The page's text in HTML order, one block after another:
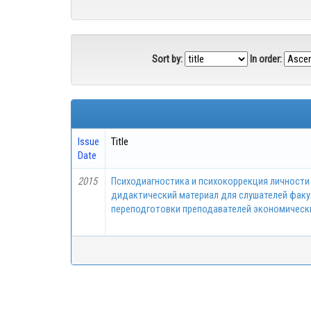
Sort by: In order:
Issue
Date
Title
2015
Психодиагностика и психокоррекция
дидактический материал для слушателей
переподготовки преподавателей